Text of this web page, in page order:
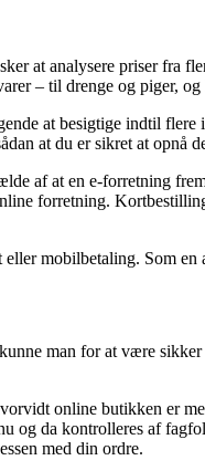
at analysere priser fra
– til drenge og piger,
at besigtige indtil
at du er sikret at opnå
af at en e-forretning
forretning.
mobilbetaling. Som
man for at være
online butikken er
og da kontrolleres af
med din ordre.